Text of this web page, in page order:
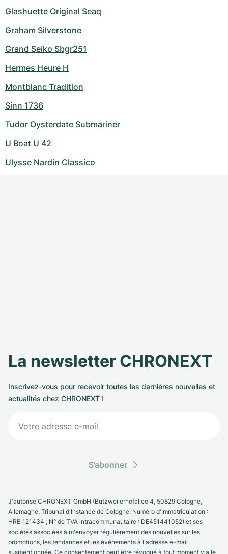
Glashuette Original Seaq
Graham Silverstone
Grand Seiko Sbgr251
Hermes Heure H
Montblanc Tradition
Sinn 1736
Tudor Oysterdate Submariner
U Boat U 42
Ulysse Nardin Classico
La newsletter CHRONEXT
Inscrivez-vous pour recevoir toutes les dernières nouvelles et
actualités chez CHRONEXT !
S’abonner
J'autorise CHRONEXT GmbH (Butzweilerhofallee 4, 50829 Cologne,
Allemagne. Tribunal d'Instance de Cologne, Numéro d'Immatriculation :
HRB 121434 ; N° de TVA intracommunautaire : DE451441052) et ses
sociétés associées à m'envoyer régulièrement des nouvelles sur les
promotions, les tendances et les événements à l'adresse e-mail
susmentionnée. Ce consentement peut être révoqué à tout moment via le